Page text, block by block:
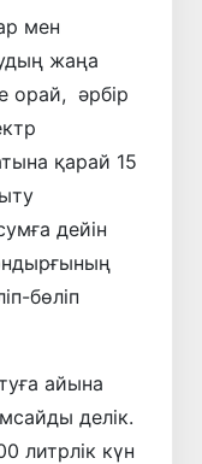
мен
жаңа
орай, әрбір
қарай 15
дейін
бөліп
айына
делік.
литрлік күн